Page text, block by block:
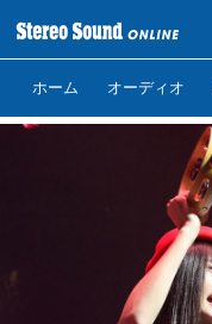
ホーム オーディオ